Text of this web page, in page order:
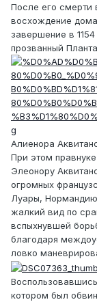
После его смерти
восхождение
завершение в
прозванный
Алиенора
При этом
Элеонору
огромных
Луары,
жалкий вид по
вспыхнувшей
благодаря
ловко
котором был